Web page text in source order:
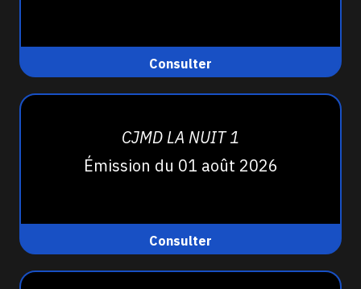
Consulter
CJMD LA NUIT 1
Émission du 01 août 2026
Consulter